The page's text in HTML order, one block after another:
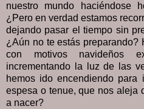
nuestro mundo haciéndose
¿Pero en verdad estamos
dejando pasar el tiempo sin
¿Aún no te estás preparando?
con motivos navideños
incrementando la luz de las
hemos ido encendiendo para
espesa o tenue, que nos aleja
a nacer?